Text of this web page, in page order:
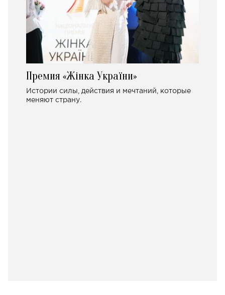
Премия «Жінка України»
Истории силы, действия и мечтаний, которые
меняют страну.